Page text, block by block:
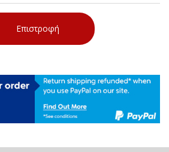
Επιστροφή